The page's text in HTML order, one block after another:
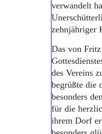
verwandelt
zehnjähriger
Das von
des Vereins
begrüßte die
besonders
für die
ihrem Dorf